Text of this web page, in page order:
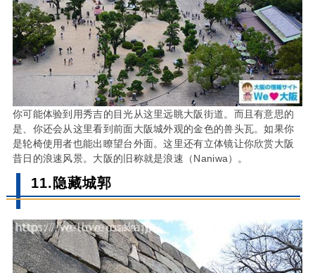
你可能体验到用秀吉的目光从这里远眺大阪街道。而且有意思的
是、你还会从这里看到前面大阪城外观的金色的兽头瓦。如果你
是轮椅使用者也能出瞭望台外面。这里还有立体镜让你欣赏大阪
昔日的浪速风景。大阪的旧称就是浪速（Naniwa）。
11.隐藏城郭